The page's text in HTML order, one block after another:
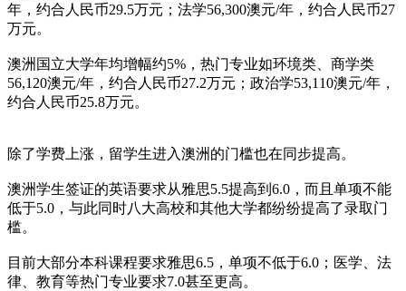
年，约合人民币29.5万元；法学56,300澳元/年，约合人民币27
万元。
澳洲国立大学年均增幅约5%，热门专业如环境类、商学类
56,120澳元/年，约合人民币27.2万元；政治学53,110澳元/年，
约合人民币25.8万元。
除了学费上涨，留学生进入澳洲的门槛也在同步提高。
澳洲学生签证的英语要求从雅思5.5提高到6.0，而且单项不能
低于5.0，与此同时八大高校和其他大学都纷纷提高了录取门
槛。
目前大部分本科课程要求雅思6.5，单项不低于6.0；医学、法
律、教育等热门专业要求7.0甚至更高。